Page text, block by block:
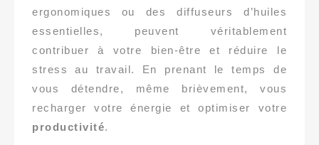
ergonomiques ou des diffuseurs d’huiles
essentielles, peuvent véritablement
contribuer à votre bien-être et réduire le
stress au travail. En prenant le temps de
vous détendre, même brièvement, vous
recharger votre énergie et optimiser votre
productivité.